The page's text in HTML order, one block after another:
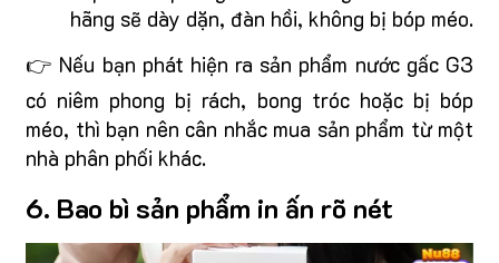
hãng sẽ dày dặn, đàn hồi, không bị bóp méo.
👉 Nếu bạn phát hiện ra sản phẩm nước gấc G3
có niêm phong bị rách, bong tróc hoặc bị bóp
méo, thì bạn nên cân nhắc mua sản phẩm từ một
nhà phân phối khác.
6. Bao bì sản phẩm in ấn rõ nét